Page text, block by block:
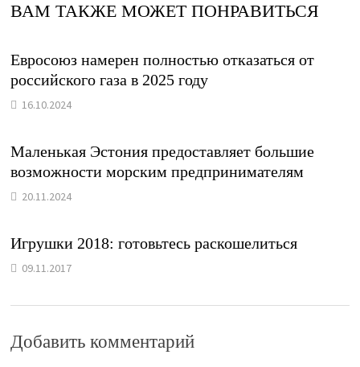
ВАМ ТАКЖЕ МОЖЕТ ПОНРАВИТЬСЯ
Евросоюз намерен полностью отказаться от
российского газа в 2025 году
16.10.2024
Маленькая Эстония предоставляет большие
возможности морским предпринимателям
20.11.2024
Игрушки 2018: готовьтесь раскошелиться
09.11.2017
Добавить комментарий